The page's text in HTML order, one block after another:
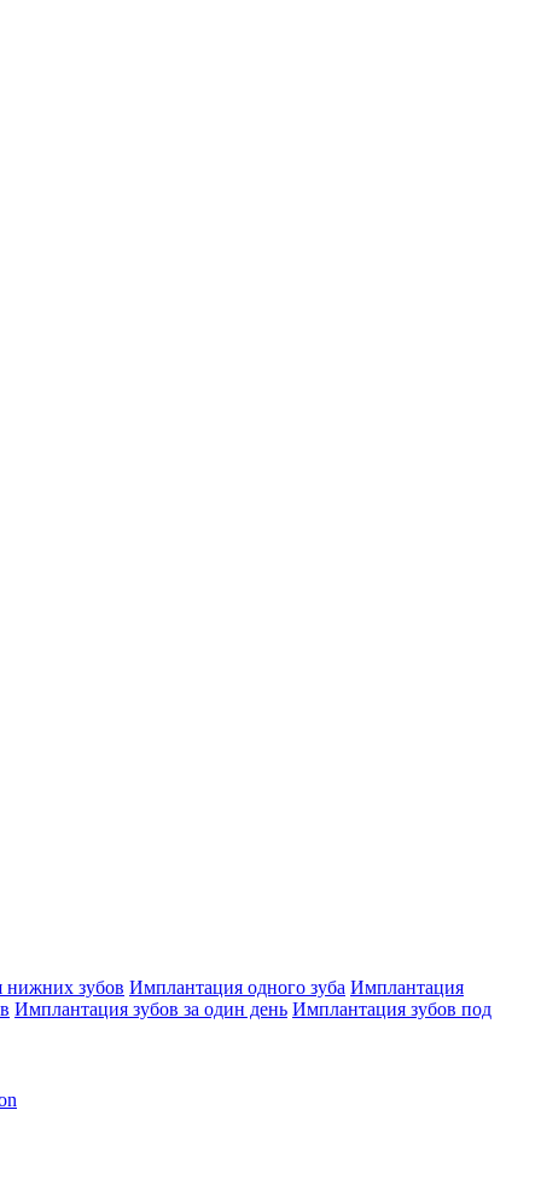
нижних зубов Имплантация одного зуба Имплантация
Имплантация зубов за один день Имплантация зубов под